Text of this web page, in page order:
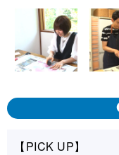
【PICK UP】